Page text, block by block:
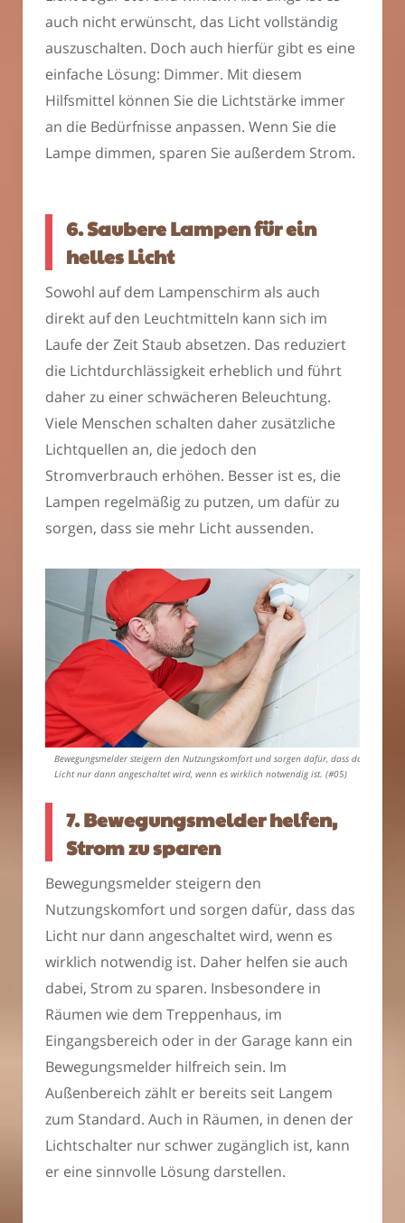
auch nicht erwünscht, das Licht vollständig
auszuschalten. Doch auch hierfür gibt es eine
einfache Lösung: Dimmer. Mit diesem
Hilfsmittel können Sie die Lichtstärke immer
an die Bedürfnisse anpassen. Wenn Sie die
Lampe dimmen, sparen Sie außerdem Strom.
6. Saubere Lampen für ein
helles Licht
Sowohl auf dem Lampenschirm als auch
direkt auf den Leuchtmitteln kann sich im
Laufe der Zeit Staub absetzen. Das reduziert
die Lichtdurchlässigkeit erheblich und führt
daher zu einer schwächeren Beleuchtung.
Viele Menschen schalten daher zusätzliche
Lichtquellen an, die jedoch den
Stromverbrauch erhöhen. Besser ist es, die
Lampen regelmäßig zu putzen, um dafür zu
sorgen, dass sie mehr Licht aussenden.
Bewegungsmelder steigern den Nutzungskomfort und sorgen dafür, dass das
Licht nur dann angeschaltet wird, wenn es wirklich notwendig ist. (#05)
7. Bewegungsmelder helfen,
Strom zu sparen
Bewegungsmelder steigern den
Nutzungskomfort und sorgen dafür, dass das
Licht nur dann angeschaltet wird, wenn es
wirklich notwendig ist. Daher helfen sie auch
dabei, Strom zu sparen. Insbesondere in
Räumen wie dem Treppenhaus, im
Eingangsbereich oder in der Garage kann ein
Bewegungsmelder hilfreich sein. Im
Außenbereich zählt er bereits seit Langem
zum Standard. Auch in Räumen, in denen der
Lichtschalter nur schwer zugänglich ist, kann
er eine sinnvolle Lösung darstellen.